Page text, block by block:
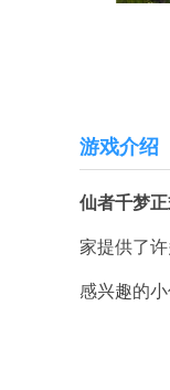
游戏介绍
仙者千梦
家提供了
感兴趣的